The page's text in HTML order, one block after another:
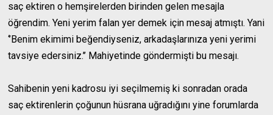
saç ektiren o hemşirelerden birinden gelen mesajla
öğrendim. Yeni yerim falan yer demek için mesaj atmıştı. Yani
‘’Benim ekimimi beğendiyseniz, arkadaşlarınıza yeni yerimi
tavsiye edersiniz.’’ Mahiyetinde göndermişti bu mesajı.
Sahibenin yeni kadrosu iyi seçilmemiş ki sonradan orada
saç ektirenlerin çoğunun hüsrana uğradığını yine forumlarda